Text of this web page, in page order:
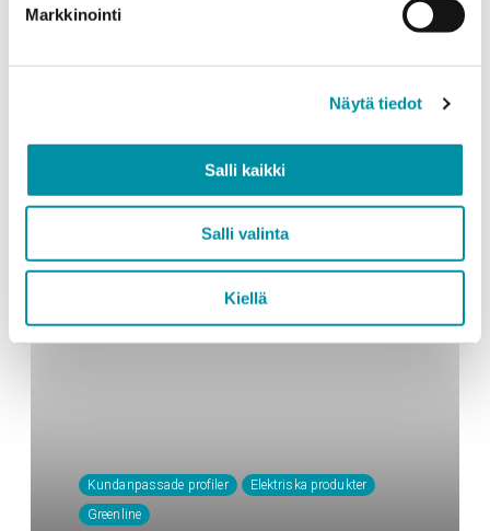
Markkinointi
Näytä tiedot
Salli kaikki
Salli valinta
Kiellä
AluDo‑ledningskanalerna ger
flexibilitet och prydlighet i
Kundanpassade profiler
Elektriska produkter
Greenline